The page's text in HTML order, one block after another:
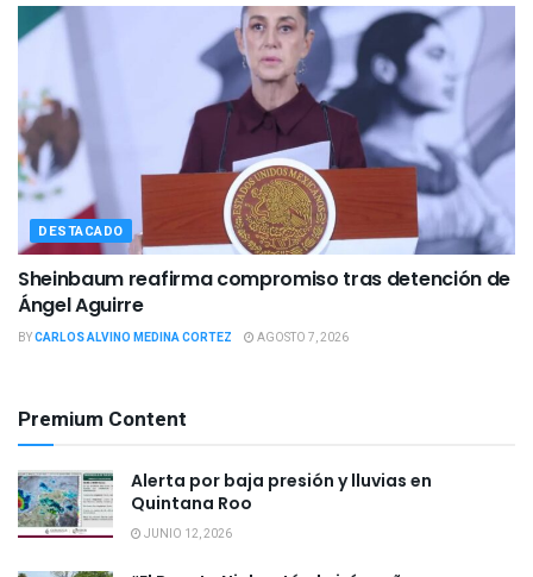
DESTACADO
Sheinbaum reafirma compromiso tras detención de
Ángel Aguirre
BYCARLOS ALVINO MEDINA CORTEZ AGOSTO 7, 2026
Premium Content
Alerta por baja presión y lluvias en
Quintana Roo
JUNIO 12, 2026